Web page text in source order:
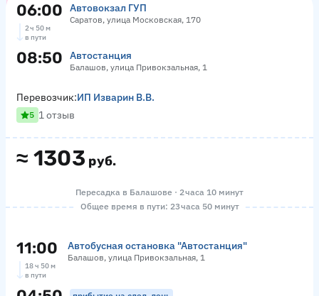
06:00 Автовокзал ГУП
Саратов, улица Московская, 170
2 ч 50 м
в пути
08:50 Автостанция
Балашов, улица Привокзальная, 1
≈ 1303 руб.
Перевозчик:ИП Изварин В.В.
5 1 отзыв
Пересадка в Балашове · 2 часа 10 минут
Общее время в пути: 23 часа 50 минут
11:00 Автобусная остановка "Автостанция"
Балашов, улица Привокзальная, 1
18 ч 50 м
в пути